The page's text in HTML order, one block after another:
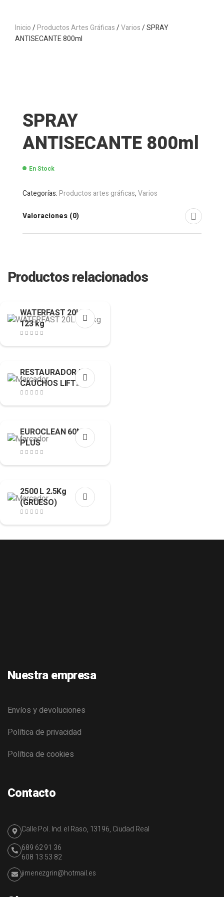
Inicio/Productos Artes Gráficas/Varios/ SPRAY
ANTISECANTE 800ml
SPRAY
ANTISECANTE 800ml
En Stock
Categorías:Productos artes gráficas,Varios
Valoraciones (0)
Productos relacionados
WATERFAST 20L
123 kg
RESTAURADOR DE
CAUCHOS LIFT
250cl
EUROCLEAN 60N
PLUS
2500 L 2.5Kg
(GRUESO)
Nuestra empresa
Envíos y devoluciones
Política de privacidad
Política de cookies
Contacto
Calle Pol. Ind. el Raso, 13196, Ciudad Real
689 62 91 36
608 13 53 82
jimenezgrin@hotmail.es